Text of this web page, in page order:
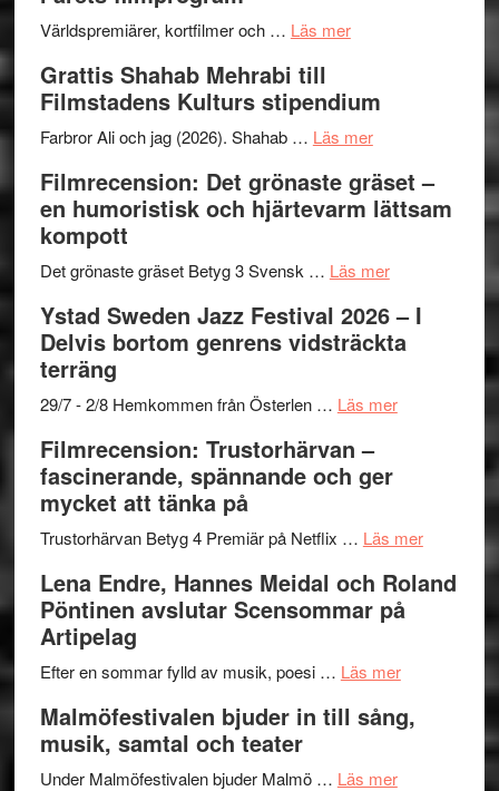
The
Files:
I
Want
Believe
–
Frankenshtey
med
Fox
och
Scully
Världspremiärer, kortfilmer och … Läs merom
West
presenterar
nya
titlar
årets
Grattis Shahab Mehrabi till
Filmstadens Kulturs stipendium
Farbror Ali och jag (2026). Shahab … Läs merom
Shahab
Mehrabi
Filmstadens
stipendium
Filmrecension: Det grönaste gräset –
en humoristisk och hjärtevarm lättsam
kompott
Det grönaste gräset Betyg 3 Svensk … Läs merom
Filmrecension:
Det
grönaste
–
och
lättsam
Ystad Sweden Jazz Festival 2026 – I
Delvis bortom genrens vidsträckta
terräng
29/7 - 2/8 Hemkommen från Österlen … Läs merom
2026
I
Delvis
genrens
terräng
Filmrecension: Trustorhärvan –
fascinerande, spännande och ger
mycket att tänka på
Trustorhärvan Betyg 4 Premiär på Netflix … Läs merom
Lena Endre, Hannes Meidal och Roland
Pöntinen avslutar Scensommar på
Artipelag
Efter en sommar fylld av musik, poesi … Läs merom
Endre,
Malmöfestivalen bjuder in till sång,
musik, samtal och teater
Under Malmöfestivalen bjuder Malmö … Läs merom